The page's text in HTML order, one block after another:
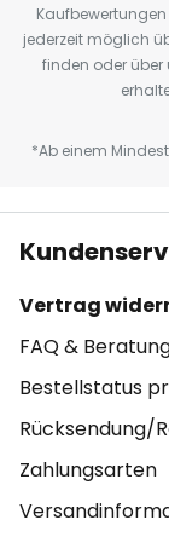
jederzeit möglich
finden oder über
*Ab einem
Vertrag
FAQ &
Bestellstatus
Rücksendung/
Zahlungsarten